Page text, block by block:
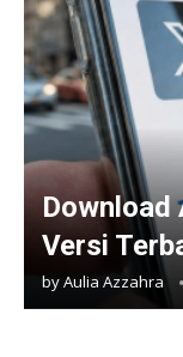
Download
Versi
byAulia Azzahra